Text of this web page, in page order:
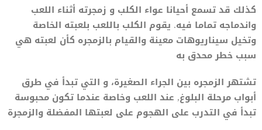
كذلك قد تسمع أحيانا عواء الكلب و زمجرته أثناء اللعب
واندماجه تماما فيه. يقوم الكلب باللعب بلعبته الخاصة
وتخيل سيناريوهات معينة والقيام بالزمجره كأن لعبته هي
سبب خطر محدق به
تشتهر الزمجره بين الجراء الصغيرة، و التي تبدأ في طرق
أبواب مرحلة البلوغ, عند اللعب وخاصة عندما تكون محبوسة
تبدأ في التدرب على الهجوم على لعبتها المفضلة والزمجرة